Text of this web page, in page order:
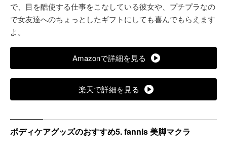
で、目を酷使する仕事をこなしている彼女や、プチプラなの
で女友達へのちょっとしたギフトにしても喜んでもらえます
よ。
Amazonで詳細を見る
楽天で詳細を見る
ボディケアグッズのおすすめ5. fannis 美脚マクラ